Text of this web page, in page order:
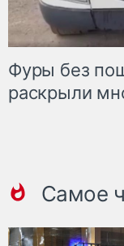
Фуры без
раскрыли
Самое